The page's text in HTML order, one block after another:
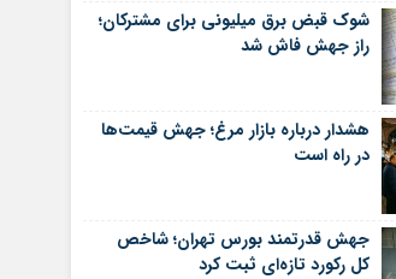
شوک قبض برق میلیونی برای مشترکان؛
راز جهش فاش شد
هشدار درباره بازار مرغ؛ جهش قیمت‌ها
در راه است
جهش قدرتمند بورس تهران؛ شاخص
کل رکورد تازه‌ای ثبت کرد